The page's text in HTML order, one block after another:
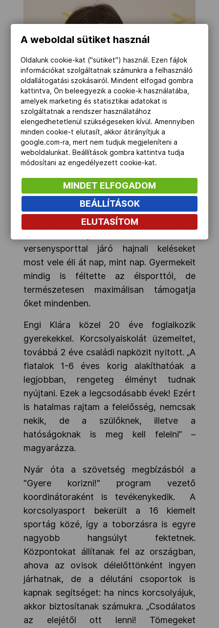
„És hogy mire vagyok a legbüszkébb a
pályafutásomon kívül? A gyerekeimre!” –
húzza ki magát. Nagylánya sokáig táncolt,
illetve balettozott, a „kicsit” pedig a
rövidpályás gyorskorcsolya vonzza,
aminek anyukája külön örül, hiszen ő
megtapasztalta a pontozásos sport
versenysporttal járó hajnali keléseket
most vele éli át nap, mint nap. Gyermekeit
mindig is féltette az élsporttól, de
természetesen maximálisan támogatja
őket mindenben.
Engi Klára közel 20 éve foglalkozik
gyerekekkel. Korcsolyaiskolát üzemeltet,
továbbá 2 éve családi napközit nyitott. „A
fiatalok 1-6 éves korig alakíthatóak a
legjobban, rengeteg élményt tudnak
nyújtani. Ezek a legcsodásabb évek! Ezért
is hatalmas rajtam a felelősség, nemcsak
nekik, de a szülőknek, illetve a
hatóságoknak is meg kell felelni” –
magyarázza.
Nyár óta a szövetség megbízásból a
"Gyere korizni!" program vezető
koordinátoraként is tevékenykedik. A
korcsolyasport bekerült a 16 kiemelt
sportág közé, így a toborzásra is egyre
nagyobb hangsúlyt fektetnek.
Központokat állítanak fel az országban,
ahova az ovisok délelőttönként ingyen
járhatnak, de a délutáni csoportok is
kapnak segítséget: ha nincs korcsolyájuk,
akkor biztosítanak számukra. „Csodálatos
az elejétől ott lenni! Tömegeket
A weboldal sütiket használ
Oldalunk cookie-kat ("sütiket") használ. Ezen fájlok
információkat szolgáltatnak számunkra a felhasználó
oldallátogatási szokásairól. Mindent elfogad gombra
kattintva, Ön beleegyezik a cookie-k használatába,
amelyek marketing és statisztikai adatokat is
szolgáltatnak a rendszer használatához
elengedhetetlenül szükségeseken kívül. Amennyiben
minden cookie-t elutasít, akkor átirányítjuk a
google.com-ra, mert nem tudjuk megjeleníteni a
weboldalunkat. Beállítások gombra kattintva tudja
módosítani az engedélyezett cookie-kat.
MINDET ELFOGADOM
BEÁLLÍTÁSOK
ELUTASÍTOM